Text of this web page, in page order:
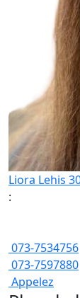
Liora Lehis
:
073-7534756
073-7597880
Appelez